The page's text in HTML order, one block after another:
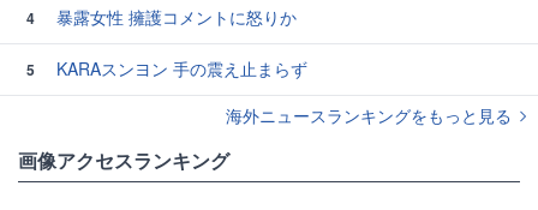
4 暴露女性 擁護コメントに怒りか
5
KARAスンヨン 手の震え止まらず
海外ニュースランキングをもっと見る
画像アクセスランキング